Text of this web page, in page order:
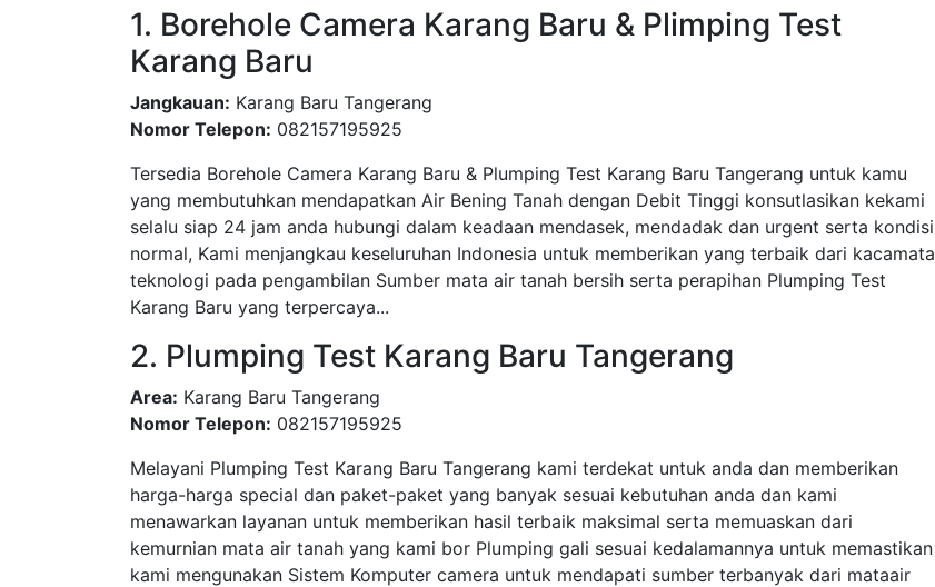
1. Borehole Camera Karang Baru & Plimping Test
Karang Baru
Jangkauan: Karang Baru Tangerang
Nomor Telepon: 082157195925
Tersedia Borehole Camera Karang Baru & Plumping Test Karang Baru Tangerang untuk kamu
yang membutuhkan mendapatkan Air Bening Tanah dengan Debit Tinggi konsutlasikan kekami
selalu siap 24 jam anda hubungi dalam keadaan mendasek, mendadak dan urgent serta kondisi
normal, Kami menjangkau keseluruhan Indonesia untuk memberikan yang terbaik dari kacamata
teknologi pada pengambilan Sumber mata air tanah bersih serta perapihan Plumping Test
Karang Baru yang terpercaya...
2. Plumping Test Karang Baru Tangerang
Area: Karang Baru Tangerang
Nomor Telepon: 082157195925
Melayani Plumping Test Karang Baru Tangerang kami terdekat untuk anda dan memberikan
harga-harga special dan paket-paket yang banyak sesuai kebutuhan anda dan kami
menawarkan layanan untuk memberikan hasil terbaik maksimal serta memuaskan dari
kemurnian mata air tanah yang kami bor Plumping gali sesuai kedalamannya untuk memastikan
kami mengunakan Sistem Komputer camera untuk mendapati sumber terbanyak dari mataair